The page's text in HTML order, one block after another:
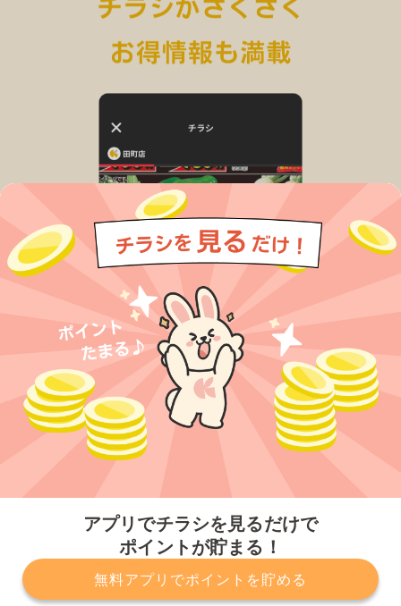
アプリでチラシを見るだけで
ポイントが貯まる！
無料アプリでポイントを貯める
プライバシーポリシー 利用規約 運営会社